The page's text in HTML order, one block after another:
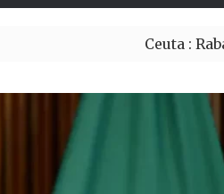
Ceuta : Rabat